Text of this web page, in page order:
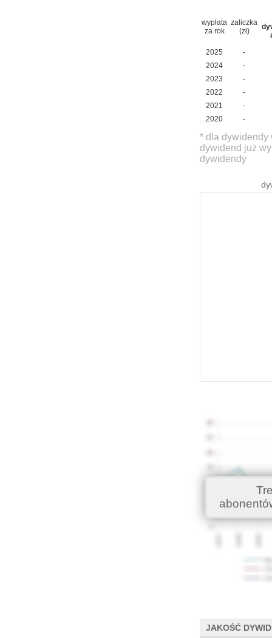
wypłata
za rok
zaliczka
(zł)
2025
-
2024
-
2023
-
2022
-
2021
-
2020
-
* dla dywidendy
dywidend już
dywidendy
JAKOŚĆ